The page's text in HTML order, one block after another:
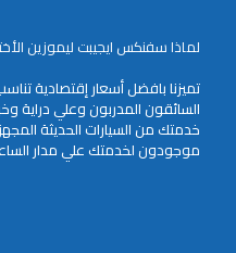
لماذا سفنكس ايجيبت ليموزين
تميزنا بافضل أسعار إقتصادية
السائقون المدربون وعلي دراية
خدمتك من السيارات الحديثة
موجودون لخدمتك علي مدار